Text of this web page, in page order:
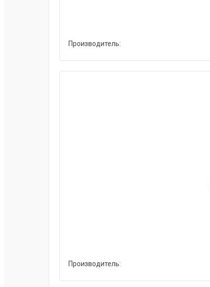
Производитель:
Производитель: